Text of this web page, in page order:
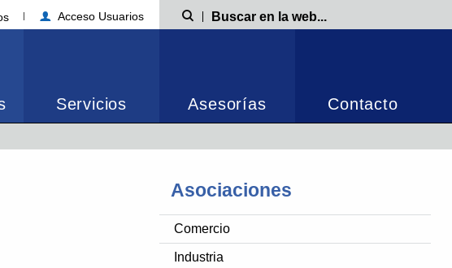
Acceso Usuarios Búsqueda
Servicios Asesorías Contacto
Asociaciones
Comercio
Industria